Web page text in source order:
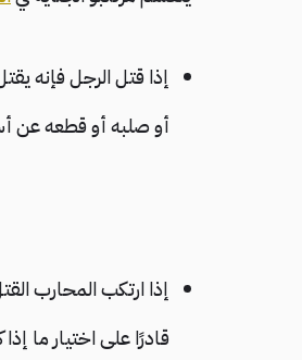
إذا قتل الرجل فإنه
أو صلبه أو قطعه عن
إذا ارتكب المحارب
قادرًا على اختيار ما